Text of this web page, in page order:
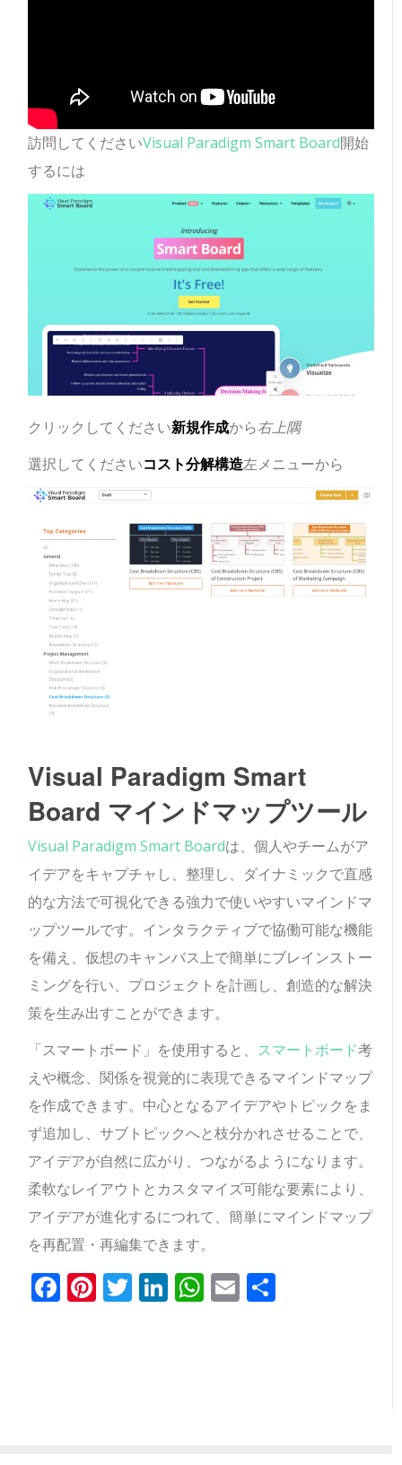
訪問してくださいVisual Paradigm Smart Board開始
するには
クリックしてください新規作成から右上隅
選択してくださいコスト分解構造左メニューから
Visual Paradigm Smart
Board マインドマップツール
Visual Paradigm Smart Boardは、個人やチームがア
イデアをキャプチャし、整理し、ダイナミックで直感
的な方法で可視化できる強力で使いやすいマインドマ
ップツールです。インタラクティブで協働可能な機能
を備え、仮想のキャンバス上で簡単にブレインストー
ミングを行い、プロジェクトを計画し、創造的な解決
策を生み出すことができます。
「スマートボード」を使用すると、 スマートボード考
えや概念、関係を視覚的に表現できるマインドマップ
を作成できます。中心となるアイデアやトピックをま
ず追加し、サブトピックへと枝分かれさせることで、
アイデアが自然に広がり、つながるようになります。
柔軟なレイアウトとカスタマイズ可能な要素により、
アイデアが進化するにつれて、簡単にマインドマップ
を再配置・再編集できます。
Facebook
Pinterest
Twitter
LinkedIn
WhatsApp
Email